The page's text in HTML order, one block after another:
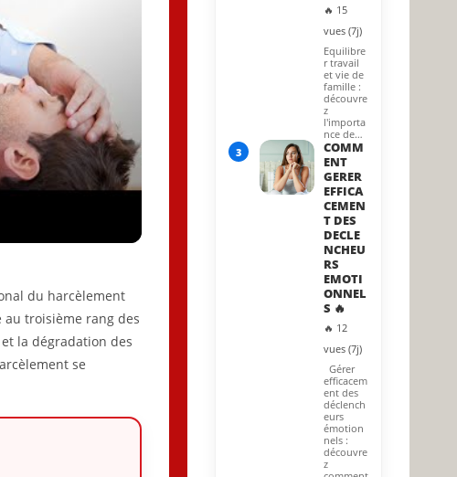
du harcèlement
troisième rang des
la dégradation des
se
🔥 15
vues (7j)
Equilibre
r travail
et vie de
famille :
découvre
z
l'importa
nce de…
3
COMM
ENT
GERER
EFFICA
CEMEN
T DES
DECLE
NCHEU
RS
EMOTI
ONNEL
S 🔥
🔥 12
vues (7j)
Gérer
efficacem
ent des
déclench
eurs
émotion
nels :
découvre
z